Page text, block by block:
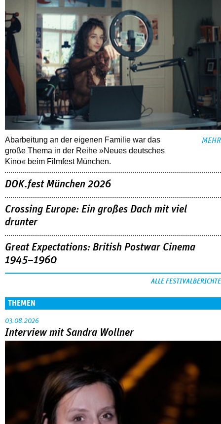
Abarbeitung an der eigenen Familie war das
große Thema in der Reihe »Neues deutsches
Kino« beim Filmfest München.
MEHR
DOK.fest München 2026
Crossing Europe: Ein großes Dach mit viel
drunter
Great Expectations: British Postwar Cinema
1945–1960
ALLE FESTIVALBERICHTE
THEMEN
03.08.2026
Interview mit Sandra Wollner